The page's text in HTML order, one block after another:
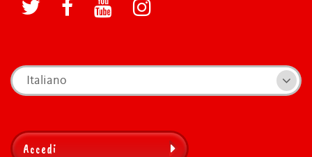
Italiano
Accedi